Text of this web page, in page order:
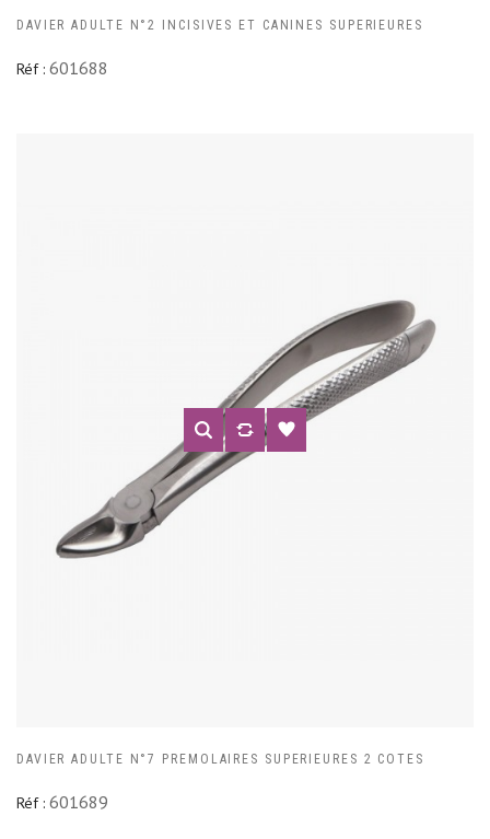
DAVIER ADULTE N°2 INCISIVES ET CANINES SUPERIEURES
Réf : 601688
DAVIER ADULTE N°7 PREMOLAIRES SUPERIEURES 2 COTES
Réf : 601689